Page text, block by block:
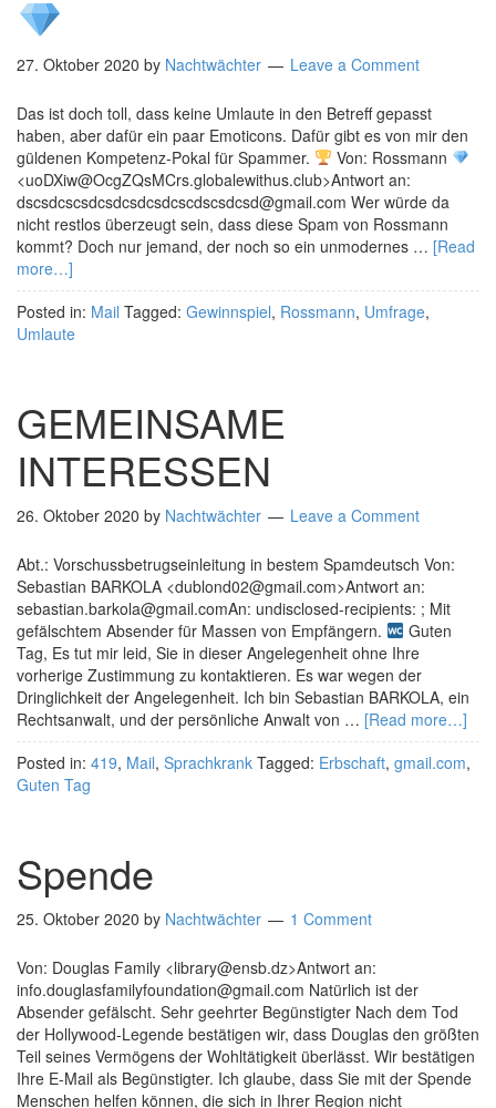
27. Oktober 2020 by Nachtwächter Leave a Comment
Das ist doch toll, dass keine Umlaute in den Betreff gepasst
haben, aber dafür ein paar Emoticons. Dafür gibt es von mir den
güldenen Kompetenz-Pokal für Spammer.
Von: Rossmann
<uoDXiw@OcgZQsMCrs.globalewithus.club>Antwort an:
dscsdcscsdcsdcsdcsdcscdscsdcsd@gmail.com Wer würde da
nicht restlos überzeugt sein, dass diese Spam von Rossmann
kommt? Doch nur jemand, der noch so ein unmodernes … [Read
more…]
Posted in: Mail Tagged: Gewinnspiel, Rossmann, Umfrage,
Umlaute
GEMEINSAME
INTERESSEN
26. Oktober 2020 by Nachtwächter Leave a Comment
Abt.: Vorschussbetrugseinleitung in bestem Spamdeutsch Von:
Sebastian BARKOLA <dublond02@gmail.com>Antwort an:
sebastian.barkola@gmail.comAn: undisclosed-recipients: ; Mit
gefälschtem Absender für Massen von Empfängern.
Guten
Tag, Es tut mir leid, Sie in dieser Angelegenheit ohne Ihre
vorherige Zustimmung zu kontaktieren. Es war wegen der
Dringlichkeit der Angelegenheit. Ich bin Sebastian BARKOLA, ein
Rechtsanwalt, und der persönliche Anwalt von … [Read more…]
Posted in: 419, Mail, Sprachkrank Tagged: Erbschaft, gmail.com,
Guten Tag
Spende
25. Oktober 2020 by Nachtwächter 1 Comment
Von: Douglas Family <library@ensb.dz>Antwort an:
info.douglasfamilyfoundation@gmail.com Natürlich ist der
Absender gefälscht. Sehr geehrter Begünstigter Nach dem Tod
der Hollywood-Legende bestätigen wir, dass Douglas den größten
Teil seines Vermögens der Wohltätigkeit überlässt. Wir bestätigen
Ihre E-Mail als Begünstigter. Ich glaube, dass Sie mit der Spende
Menschen helfen können, die sich in Ihrer Region nicht